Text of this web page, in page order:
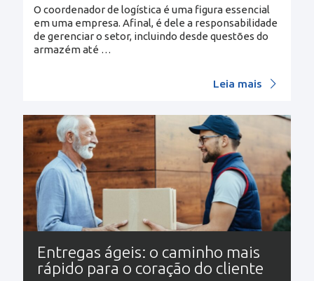
O coordenador de logística é uma figura essencial
em uma empresa. Afinal, é dele a responsabilidade
de gerenciar o setor, incluindo desde questões do
armazém até …
Leia mais
Entregas ágeis: o caminho mais
rápido para o coração do cliente